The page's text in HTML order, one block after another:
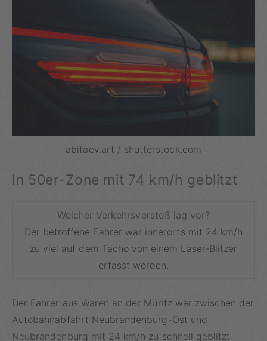
abitaev.art / shutterstock.com
In 50er-Zone mit 74 km/h geblitzt
Welcher Verkehrsverstoß lag vor?
Der betroffene Fahrer war innerorts mit 24 km/h
zu viel auf dem Tacho von einem Laser-Blitzer
erfasst worden.
Der Fahrer aus Waren an der Müritz war zwischen der
Autobahnabfahrt Neubrandenburg-Ost und
Neubrandenburg mit 24 km/h zu schnell geblitzt